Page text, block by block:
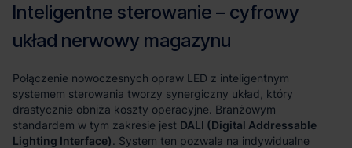
DALI (Digital Addressable
Lighting Interface)